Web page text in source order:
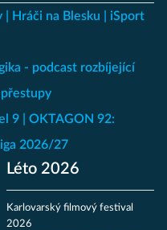
Hráči na Blesku
iSport
- podcast rozbíjející
9
OKTAGON 92:
2026/27
Léto 2026
Karlovarský filmový festival
2026